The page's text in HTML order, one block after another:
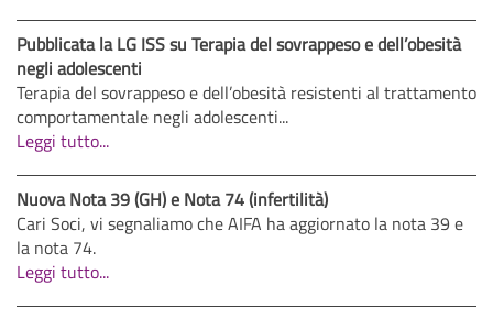
Pubblicata la LG ISS su Terapia del sovrappeso e dell’obesità
negli adolescenti
Terapia del sovrappeso e dell’obesità resistenti al trattamento
comportamentale negli adolescenti...
Leggi tutto...
Nuova Nota 39 (GH) e Nota 74 (infertilità)
Cari Soci, vi segnaliamo che AIFA ha aggiornato la nota 39 e
la nota 74.
Leggi tutto...